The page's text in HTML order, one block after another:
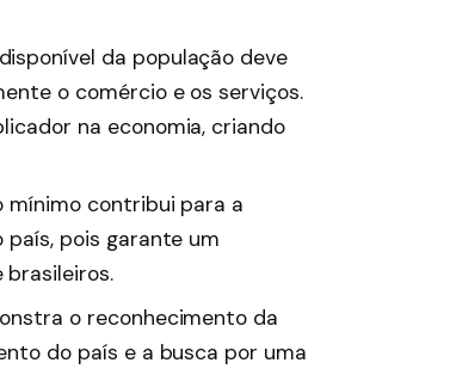
da população deve
o comércio e os serviços.
na economia, criando
mínimo contribui para a
pois garante um
o reconhecimento da
do país e a busca por uma